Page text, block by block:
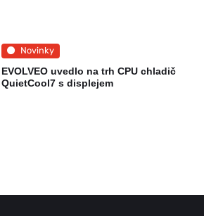
Novinky
EVOLVEO uvedlo na trh CPU chladič
QuietCool7 s displejem